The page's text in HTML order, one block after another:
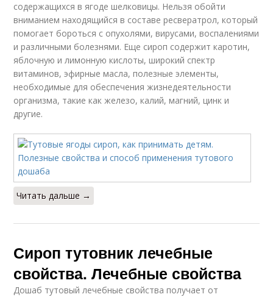
содержащихся в ягоде шелковицы. Нельзя обойти
вниманием находящийся в составе ресвератрол, который
помогает бороться с опухолями, вирусами, воспалениями
и различными болезнями. Еще сироп содержит каротин,
яблочную и лимонную кислоты, широкий спектр
витаминов, эфирные масла, полезные элементы,
необходимые для обеспечения жизнедеятельности
организма, такие как железо, калий, магний, цинк и
другие.
Читать дальше →
Сироп тутовник лечебные
свойства. Лечебные свойства
Дошаб тутовый лечебные свойства получает от